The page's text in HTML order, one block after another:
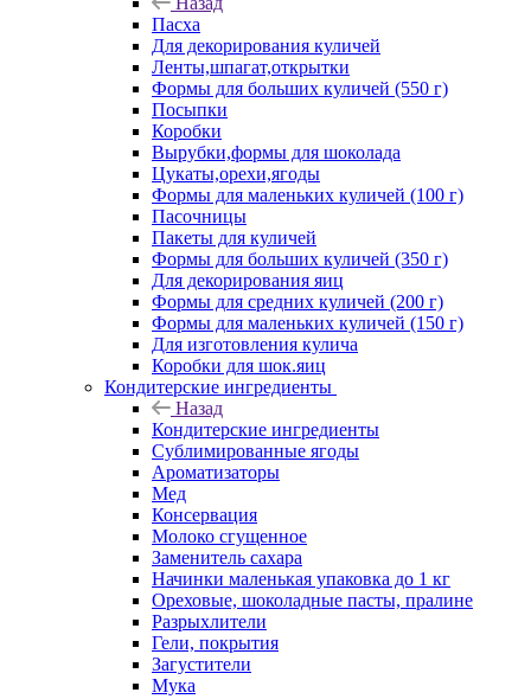
Пасха
Для декорирования куличей
Ленты,шпагат,открытки
Формы для больших куличей (550 г)
Посыпки
Коробки
Вырубки,формы для шоколада
Цукаты,орехи,ягоды
Формы для маленьких куличей (100 г)
Пасочницы
Пакеты для куличей
Формы для больших куличей (350 г)
Для декорирования яиц
Формы для средних куличей (200 г)
Формы для маленьких куличей (150 г)
Для изготовления кулича
Коробки для шок.яиц
Кондитерские ингредиенты
Назад
Кондитерские ингредиенты
Сублимированные ягоды
Ароматизаторы
Мед
Консервация
Молоко сгущенное
Заменитель сахара
Начинки маленькая упаковка до 1 кг
Ореховые, шоколадные пасты, пралине
Разрыхлители
Гели, покрытия
Загустители
Мука